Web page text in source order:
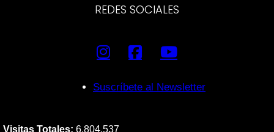
REDES SOCIALES
Suscríbete al Newsletter
Visitas Totales: 6.804.537